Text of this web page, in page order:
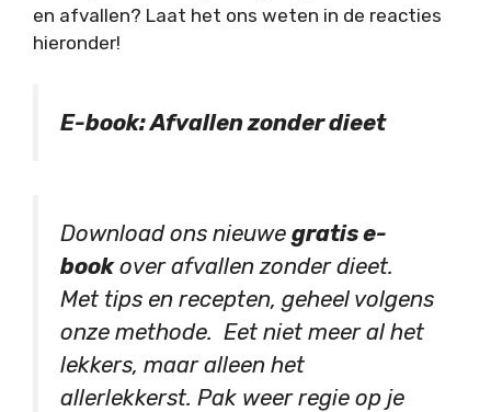
en afvallen? Laat het ons weten in de reacties
hieronder!
E-book: Afvallen zonder dieet
Download ons nieuwe gratis e-
bookover afvallen zonder dieet.
Met tips en recepten, geheel volgens
onze methode. Eet niet meer al het
lekkers, maar alleen het
allerlekkerst. Pak weer regie op je